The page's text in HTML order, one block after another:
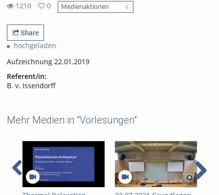
1210
views
0
favorites
Medienaktionen
Share
hochgeladen
Aufzeichnung 22.01.2019
Referent/in:
B. v. Issendorff
Mehr Medien in "Vorlesungen"